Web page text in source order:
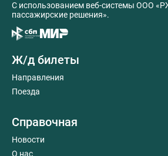
C использованием веб-системы ООО
пассажирские решения».
Ж/д билеты
Направления
Поезда
Справочная
Новости
О нас